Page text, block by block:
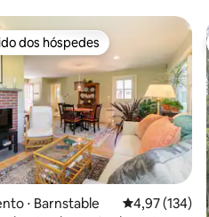
preferidos dos hóspedes
dos hóspedes
⋅ Barnstable 4,97 de uma
4,97 (134)